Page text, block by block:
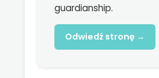
guardianship.
Odwiedź stronę →